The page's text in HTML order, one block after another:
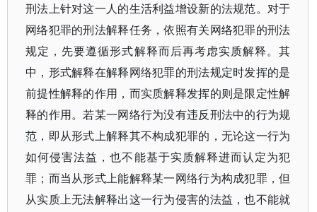
刑法上针对这一人的生活利益增设新的法规范。对于
网络犯罪的刑法解释任务，依照有关网络犯罪的刑法
规定，先要遵循形式解释而后再考虑实质解释。其
中，形式解释在解释网络犯罪的刑法规定时发挥的是
前提性解释的作用，而实质解释发挥的则是限定性解
释的作用。若某一网络行为没有违反刑法中的行为规
范，即从形式上解释其不构成犯罪的，无论这一行为
如何侵害法益，也不能基于实质解释进而认定为犯
罪；而当从形式上能解释某一网络行为构成犯罪，但
从实质上无法解释出这一行为侵害的法益，也不能就